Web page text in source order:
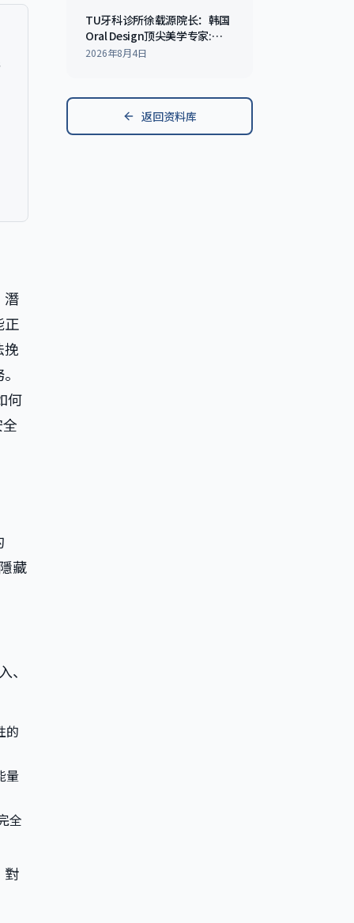
潛
正
挽
何
藏
的
量
全
對
TU牙科诊所徐载源院长：韩国
Oral Design顶尖美学专家:
Everything You Need to
2026年8月4日
返回资料库